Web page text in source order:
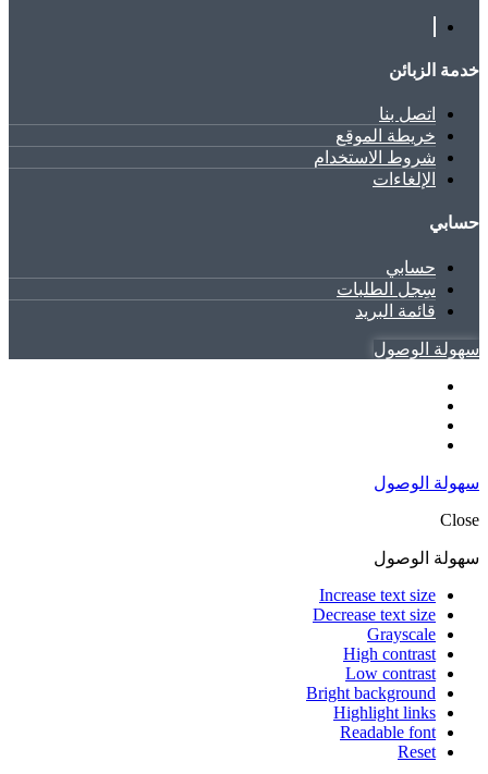
خدمة الزبائن
اتصل بنا
خريطة الموقع
شروط الاستخدام
الإلغاءات
حسابي
حسابي
سِجل الطلبات
قائمة البريد
سهولة الوصول
سهولة الوصول
Close
سهولة الوصول
Increase text size
Decrease text size
Grayscale
High contrast
Low contrast
Bright background
Highlight links
Readable font
Reset